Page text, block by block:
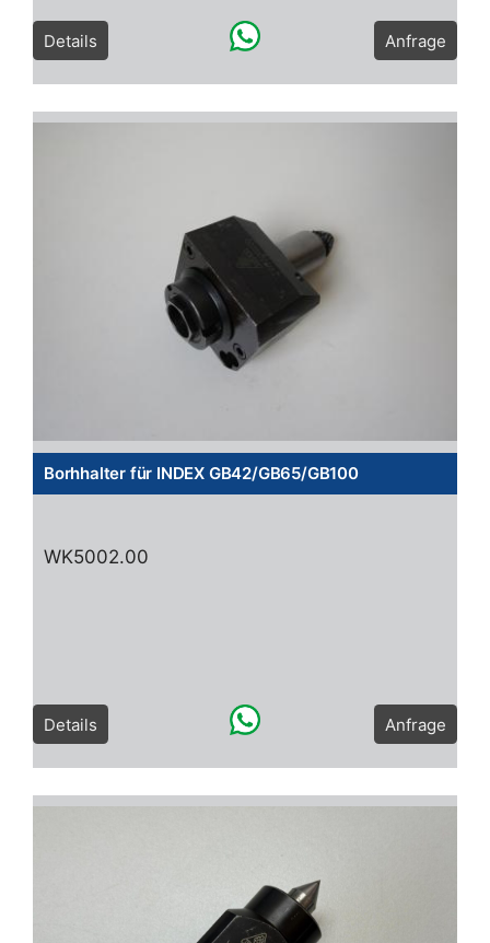
Details Anfrage
Borhhalter für INDEX GB42/GB65/GB100
WK5002.00
Details Anfrage